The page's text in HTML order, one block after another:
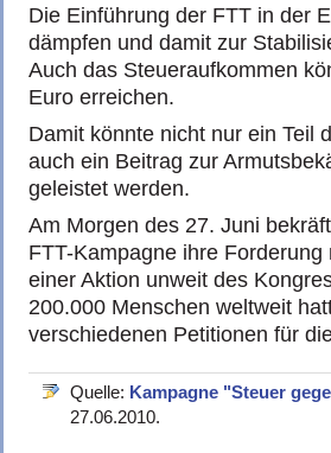
Die Einführung der FTT in der
dämpfen und damit zur
Auch das Steueraufkommen
Euro erreichen.
Damit könnte nicht nur ein Teil
auch ein Beitrag zur
geleistet werden.
Am Morgen des 27. Juni
FTT-Kampagne ihre
einer Aktion unweit des
200.000 Menschen weltweit
verschiedenen Petitionen für
Quelle: Kampagne "Steuer
27.06.2010.